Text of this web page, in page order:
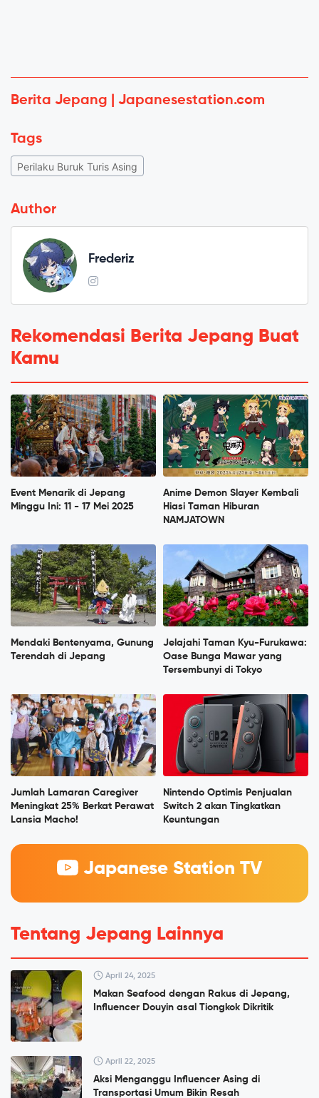
Berita Jepang | Japanesestation.com
Tags
Perilaku Buruk Turis Asing
Author
Frederiz
Rekomendasi Berita Jepang Buat
Kamu
Event Menarik di Jepang
Minggu Ini: 11 - 17 Mei 2025
Anime Demon Slayer Kembali
Hiasi Taman Hiburan
NAMJATOWN
Mendaki Bentenyama, Gunung
Terendah di Jepang
Jelajahi Taman Kyu-Furukawa:
Oase Bunga Mawar yang
Tersembunyi di Tokyo
Jumlah Lamaran Caregiver
Meningkat 25% Berkat Perawat
Lansia Macho!
Nintendo Optimis Penjualan
Switch 2 akan Tingkatkan
Keuntungan
Japanese Station TV
Tentang Jepang Lainnya
April 24, 2025
Makan Seafood dengan Rakus di Jepang,
Influencer Douyin asal Tiongkok Dikritik
April 22, 2025
Aksi Menganggu Influencer Asing di
Transportasi Umum Bikin Resah